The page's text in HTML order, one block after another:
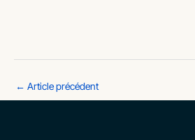
← Article précédent